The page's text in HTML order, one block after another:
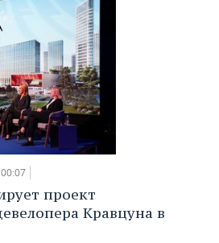
проект
Кравцуна в